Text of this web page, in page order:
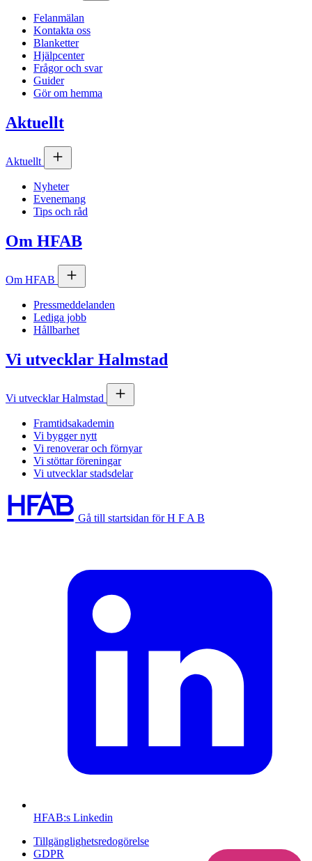
Felanmälan
Kontakta oss
Blanketter
Hjälpcenter
Frågor och svar
Guider
Gör om hemma
Aktuellt
Aktuellt
Nyheter
Evenemang
Tips och råd
Om HFAB
Om HFAB
Pressmeddelanden
Lediga jobb
Hållbarhet
Vi utvecklar Halmstad
Vi utvecklar Halmstad
Framtidsakademin
Vi bygger nytt
Vi renoverar och förnyar
Vi stöttar föreningar
Vi utvecklar stadsdelar
Gå till startsidan för H F A B
HFAB:s Linkedin
Tillgänglighetsredogörelse
GDPR